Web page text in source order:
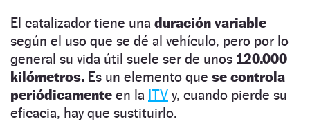
El catalizador tiene una duración variable
según el uso que se dé al vehículo, pero por lo
general su vida útil suele ser de unos 120.000
kilómetros. Es un elemento que se controla
periódicamente en la ITV y, cuando pierde su
eficacia, hay que sustituirlo.